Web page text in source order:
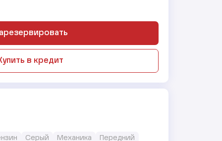
в кредит
Серый Механика Передний